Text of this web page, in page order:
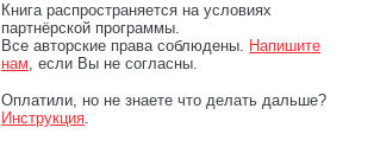
Книга распространяется на условиях
партнёрской программы.
Все авторские права соблюдены. Напишите
нам, если Вы не согласны.
Оплатили, но не знаете что делать дальше?
Инструкция.